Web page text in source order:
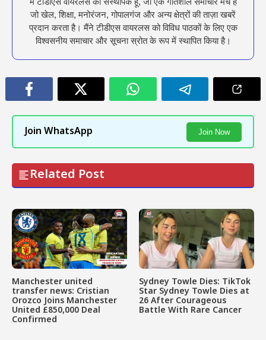
जो खेल, शिक्षा, मनोरंजन, गोपालगंज और अन्य क्षेत्रों की ताज़ा खबरें
प्रदान करता है। मैंने टीडीएस वायरलस को विविध पाठकों के लिए एक
विश्वसनीय समाचार और सूचना स्रोत के रूप में स्थापित किया है।
Join WhatsApp Join Now
Related Post
Manchester united
transfer news: Cristian
Orozco Joins Manchester
United £850,000 Deal
Confirmed
Sydney Towle Dies: TikTok
Star Sydney Towle Dies at
26 After Courageous
Battle With Rare Cancer